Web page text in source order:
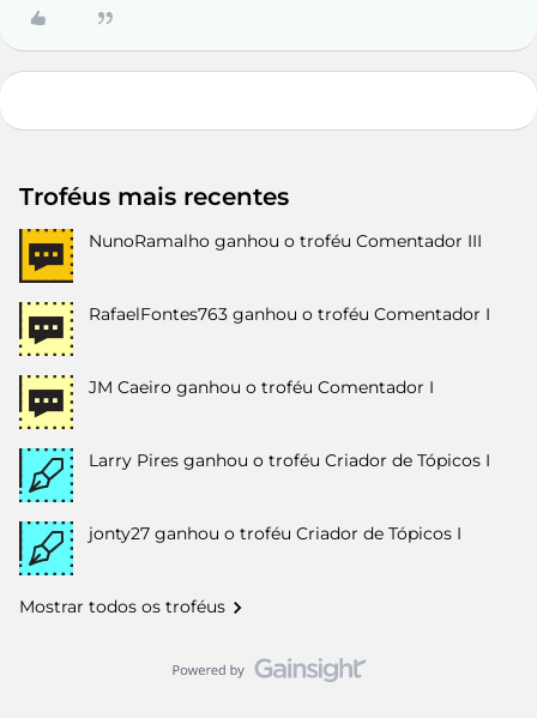
Troféus mais recentes
NunoRamalho ganhou o troféu Comentador III
RafaelFontes763 ganhou o troféu Comentador I
JM Caeiro ganhou o troféu Comentador I
Larry Pires ganhou o troféu Criador de Tópicos I
jonty27 ganhou o troféu Criador de Tópicos I
Mostrar todos os troféus